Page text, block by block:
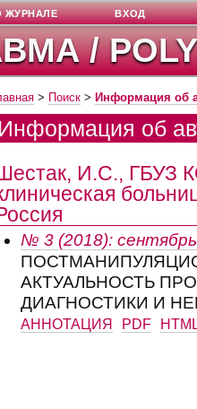
/
ЖУРНАЛЕ ВХОД
> Поиск > Информация об
Информация об
И.С., ГБУЗ
№ 3 (2018): сентябрь
АКТУАЛЬНОСТЬ
ДИАГНОСТИКИ И
АННОТАЦИЯ PDF